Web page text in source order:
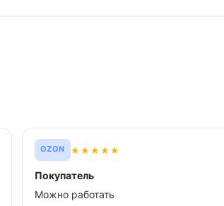
OZON ★★★★★
Покупатель
Можно работать